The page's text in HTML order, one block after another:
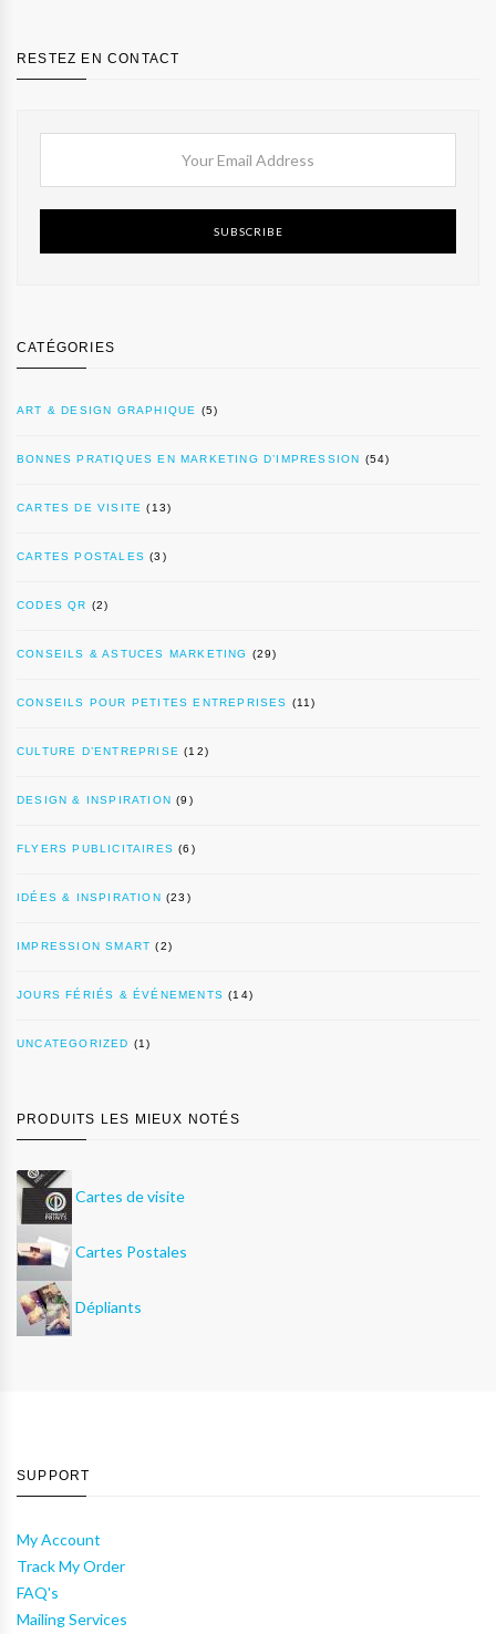
RESTEZ EN CONTACT
SUBSCRIBE
CATÉGORIES
ART & DESIGN GRAPHIQUE (5)
BONNES PRATIQUES EN MARKETING D’IMPRESSION (54)
CARTES DE VISITE (13)
CARTES POSTALES (3)
CODES QR (2)
CONSEILS & ASTUCES MARKETING (29)
CONSEILS POUR PETITES ENTREPRISES (11)
CULTURE D’ENTREPRISE (12)
DESIGN & INSPIRATION (9)
FLYERS PUBLICITAIRES (6)
IDÉES & INSPIRATION (23)
IMPRESSION SMART (2)
JOURS FÉRIÉS & ÉVÉNEMENTS (14)
UNCATEGORIZED (1)
PRODUITS LES MIEUX NOTÉS
Cartes de visite
Cartes Postales
Dépliants
SUPPORT
My Account
Track My Order
FAQ's
Mailing Services